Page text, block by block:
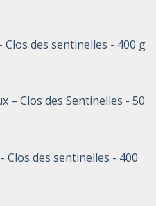
Clos des sentinelles - 400 g
– Clos des Sentinelles - 50
Clos des sentinelles - 400